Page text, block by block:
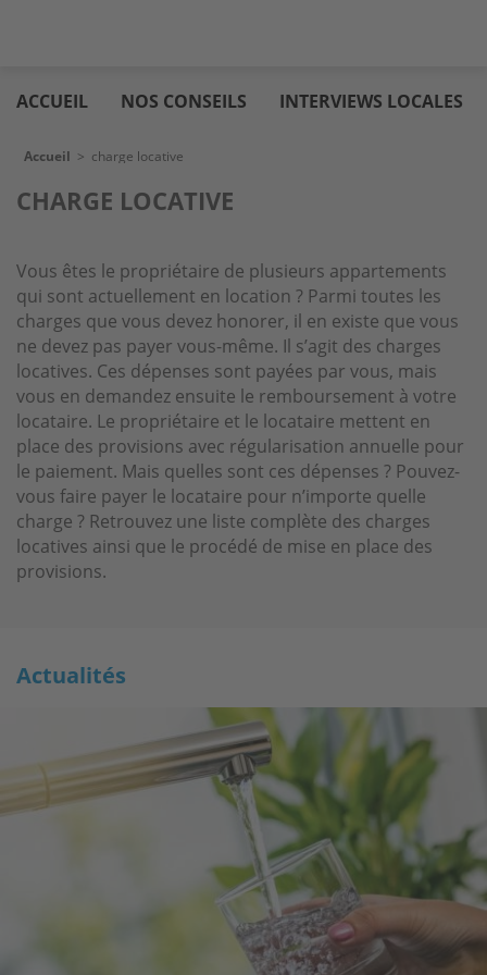
au
contenu
immo
ACCUEIL NOS CONSEILS INTERVIEWS LOCALES
Fil d'Ariane
Accueil > charge locative
CHARGE LOCATIVE
Vous êtes le propriétaire de plusieurs appartements
qui sont actuellement en location ? Parmi toutes les
charges que vous devez honorer, il en existe que vous
ne devez pas payer vous-même. Il s’agit des charges
locatives. Ces dépenses sont payées par vous, mais
vous en demandez ensuite le remboursement à votre
locataire. Le propriétaire et le locataire mettent en
place des provisions avec régularisation annuelle pour
le paiement. Mais quelles sont ces dépenses ? Pouvez-
vous faire payer le locataire pour n’importe quelle
charge ? Retrouvez une liste complète des charges
locatives ainsi que le procédé de mise en place des
provisions.
Actualités
Actualités
Actualités